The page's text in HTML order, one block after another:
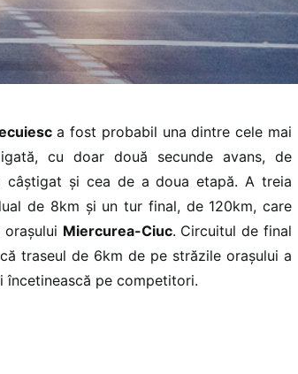
a fost probabil una dintre cele mai
cu doar două secunde avans, de
câștigat și cea de a doua etapă. A treia
de 8km și un tur final, de 120km, care
Miercurea-Ciuc. Circuitul de final
traseul de 6km de pe străzile orașului a
încetinească pe competitori.